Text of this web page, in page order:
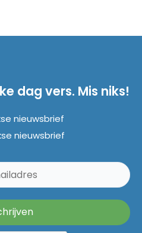
dag vers. Mis niks!
nieuwsbrief
nieuwsbrief